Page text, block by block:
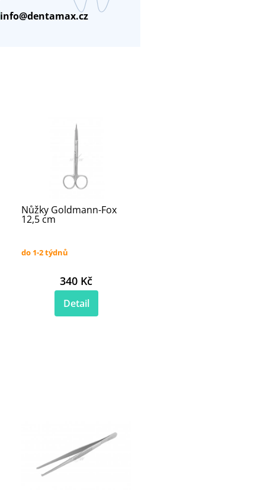
info@dentamax.cz
Nůžky Goldmann-Fox
12,5 cm
do 1-2 týdnů
340 Kč
Detail